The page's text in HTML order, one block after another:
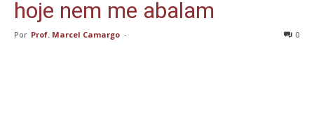
hoje nem me abalam
Por Prof. Marcel Camargo - 0